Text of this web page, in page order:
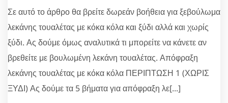
Σε αυτό το άρθρο θα βρείτε δωρεάν βοήθεια για ξεβούλωμα
λεκάνης τουαλέτας με κόκα κόλα και ξύδι αλλά και χωρίς
ξύδι. Ας δούμε όμως αναλυτικά τι μπορείτε να κάνετε αν
βρεθείτε με βουλωμένη λεκάνη τουαλέτας. Απόφραξη
λεκάνης τουαλέτας με κόκα κόλα ΠΕΡΙΠΤΩΣΗ 1 (ΧΩΡΙΣ
ΞΥΔΙ) Ας δούμε τα 5 βήματα για απόφραξη λε[...]